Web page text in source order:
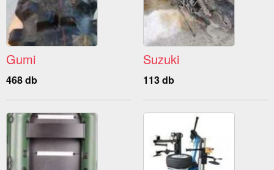
Gumi
468 db
Suzuki
113 db